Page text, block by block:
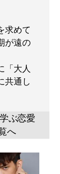
求めて
が遠の
「大人
共通し
ぶ恋愛
へ